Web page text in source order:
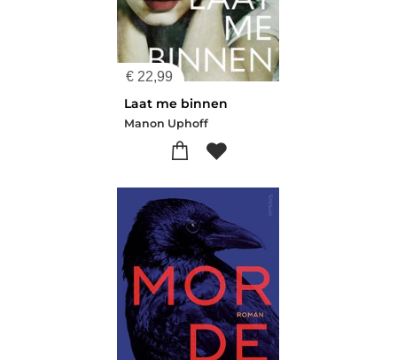
€ 22,99
Laat me binnen
Manon Uphoff